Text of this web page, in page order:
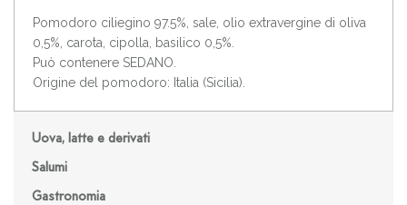
Uova, latte e derivati
Salumi
Gastronomia
Pomodoro ciliegino 97.5%, sale, olio extravergine di oliva
0,5%, carota, cipolla, basilico 0,5%.
Può contenere SEDANO.
Origine del pomodoro: Italia (Sicilia).